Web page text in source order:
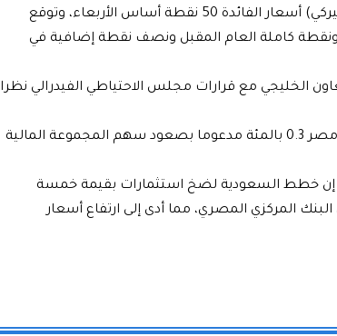
وخفض مجلس الاحتياطي الفيدرالي (البنك المركزي الأميركي) أسعار الفائدة 50 نقطة أساس الأربعاء، وتوقع
كاملة العام المقبل ونصف نقطة إضافية في
الخليجي مع قرارات مجلس الاحتياطي الفيدرالي نظرا
وخارج منطقة الخليج، ارتفع مؤشر الأسهم القيادية في مصر 0.3 بالمئة مدعوما بصعود سهم المجموعة المالية
خطط السعودية لضخ استثمارات بقيمة خمسة
المركزي المصري، مما أدى إلى ارتفاع أسعار